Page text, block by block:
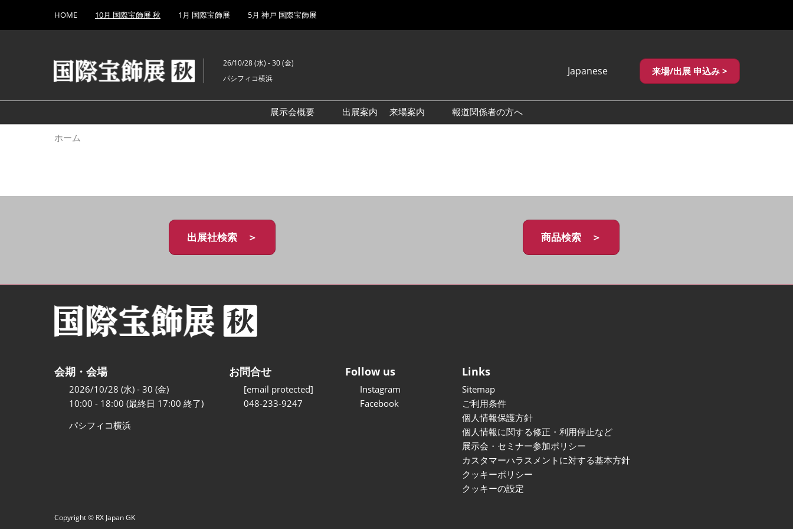
キ
し
て
to
HOME 10月 国際宝飾展 秋 1月 国際宝飾展 5月 神戸 国際宝飾展
26/10/28 (水) - 30 (金)
パシフィコ横浜
Japanese
繁體中文
来場/出展 申込み >
展示会概要
出展案内
来場案内
報道関係者の方へ
ホーム
出展社検索 ＞ 商品検索 ＞
会期・会場
2026/10/28 (水) - 30 (金)
10:00 - 18:00 (最終日 17:00 終了)
パシフィコ横浜
お問合せ
[email protected]
048-233-9247
Follow us
Instagram
Facebook
Links
Sitemap
ご利用条件
個人情報保護方針
個人情報に関する修正・利用停止など
展示会・セミナー参加ポリシー
カスタマーハラスメントに対する基本方針
クッキーポリシー
クッキーの設定
Copyright © RX Japan GK